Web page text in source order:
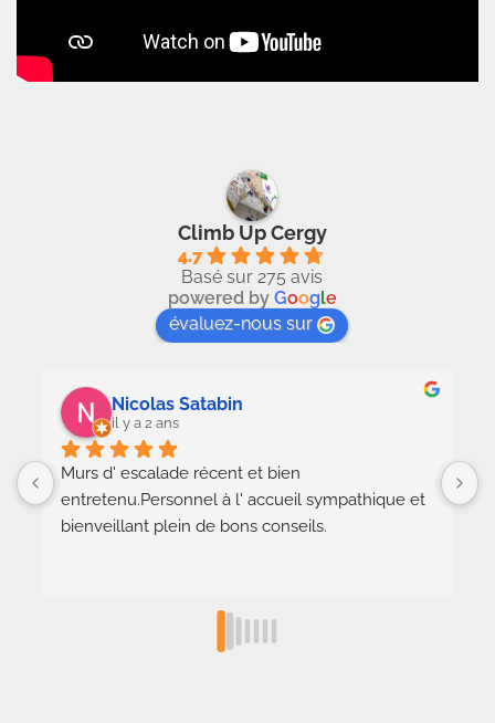
Climb Up Cergy
4.7
Basé sur 275 avis
powered by Google
évaluez-nous sur
Nicolas Satabin
il y a 2 ans
Murs d' escalade récent et bien
entretenu.Personnel à l' accueil sympathique et
bienveillant plein de bons conseils.